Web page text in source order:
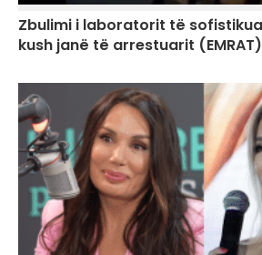
Zbulimi i laboratorit të
kush janë të arrestuarit (EMRAT)